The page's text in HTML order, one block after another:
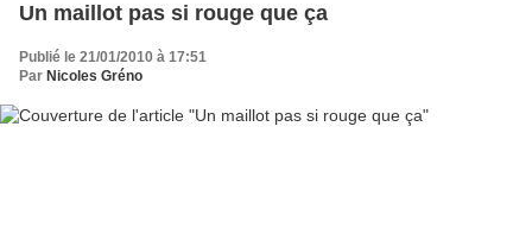
Un maillot pas si rouge que ça
Publié le 21/01/2010 à 17:51
Par Nicoles Gréno